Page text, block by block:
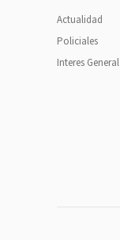
Actualidad
Policiales
Interes General